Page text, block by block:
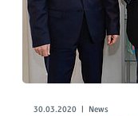
30.03.2020 | News